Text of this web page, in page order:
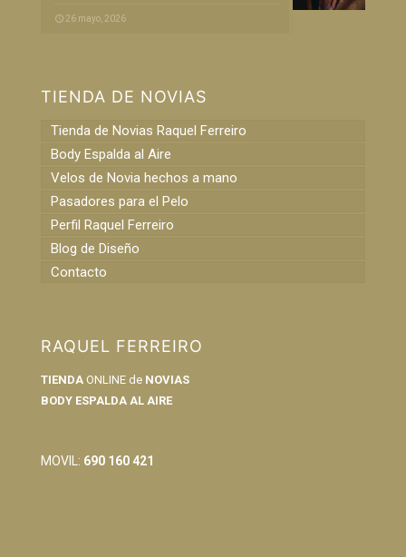
26 mayo, 2026
TIENDA DE NOVIAS
Tienda de Novias Raquel Ferreiro
Body Espalda al Aire
Velos de Novia hechos a mano
Pasadores para el Pelo
Perfil Raquel Ferreiro
Blog de Diseño
Contacto
RAQUEL FERREIRO
TIENDA ONLINE de NOVIAS
BODY ESPALDA AL AIRE
MOVIL: 690 160 421